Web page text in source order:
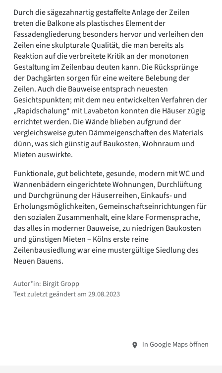
Durch die sägezahnartig gestaffelte Anlage der Zeilen
treten die Balkone als plastisches Element der
Fassadengliederung besonders hervor und verleihen den
Zeilen eine skulpturale Qualität, die man bereits als
Reaktion auf die verbreitete Kritik an der monotonen
Gestaltung im Zeilenbau deuten kann. Die Rücksprünge
der Dachgärten sorgen für eine weitere Belebung der
Zeilen. Auch die Bauweise entsprach neuesten
Gesichtspunkten; mit dem neu entwickelten Verfahren der
„Rapidschalung“ mit Lavabeton konnten die Häuser zügig
errichtet werden. Die Wände blieben aufgrund der
vergleichsweise guten Dämmeigenschaften des Materials
dünn, was sich günstig auf Baukosten, Wohnraum und
Mieten auswirkte.
Funktionale, gut belichtete, gesunde, modern mit WC und
Wannenbädern eingerichtete Wohnungen, Durchlüftung
und Durchgrünung der Häuserreihen, Einkaufs- und
Erholungsmöglichkeiten, Gemeinschaftseinrichtungen für
den sozialen Zusammenhalt, eine klare Formensprache,
das alles in moderner Bauweise, zu niedrigen Baukosten
und günstigen Mieten – Kölns erste reine
Zeilenbausiedlung war eine mustergültige Siedlung des
Neuen Bauens.
Autor*in: Birgit Gropp
Text zuletzt geändert am 29.08.2023
In Google Maps öffnen